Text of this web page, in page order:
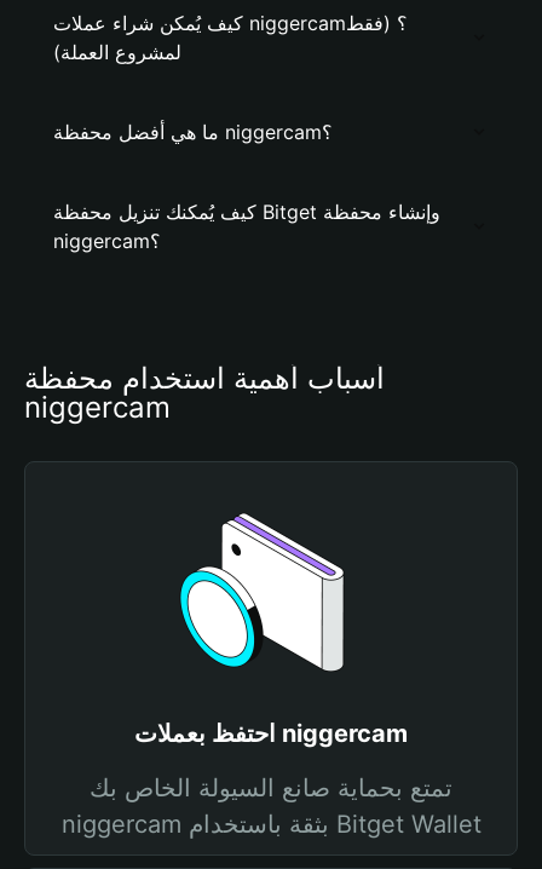
كيف يُمكن شراء عملات niggercam؟ (فقط
لمشروع العملة)
ما هي أفضل محفظة niggercam؟
كيف يُمكنك تنزيل محفظة Bitget وإنشاء محفظة
niggercam؟
أسباب أهمية استخدام محفظة
niggercam
احتفظ بعملات niggercam
تمتع بحماية صانع السيولة الخاص بك
niggercam بثقة باستخدام Bitget Wallet